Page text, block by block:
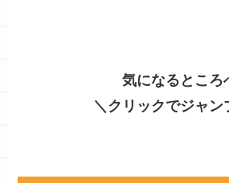
気になるところ
＼クリックでジャン